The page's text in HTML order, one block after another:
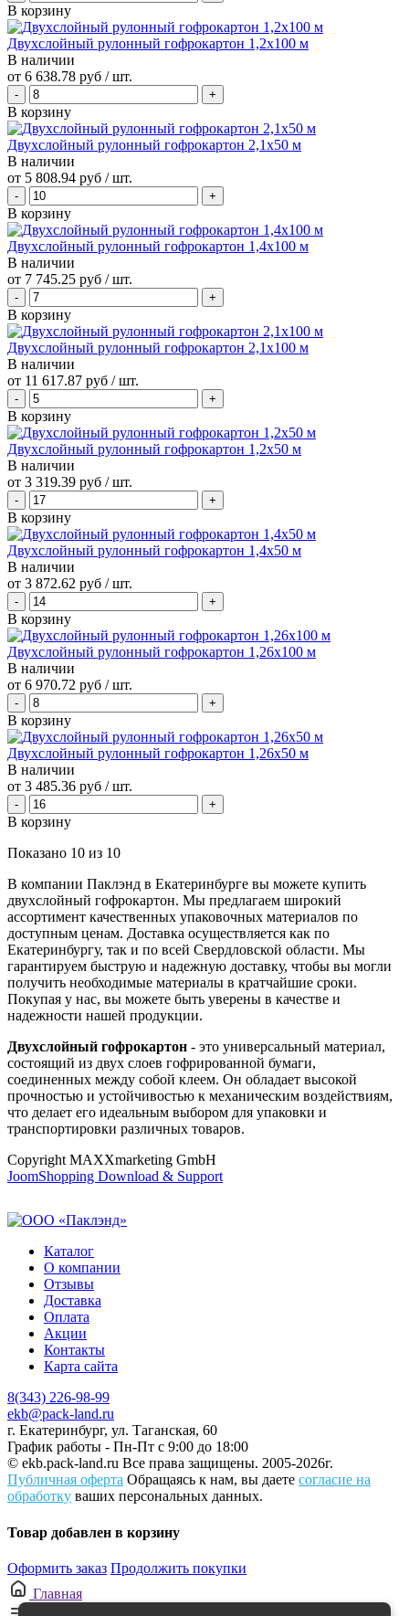
В корзину
Двухслойный рулонный гофрокартон 1,2х100 м
В наличии
от 6 638.78 руб / шт.
В корзину
Двухслойный рулонный гофрокартон 2,1х50 м
В наличии
от 5 808.94 руб / шт.
В корзину
Двухслойный рулонный гофрокартон 1,4х100 м
В наличии
от 7 745.25 руб / шт.
В корзину
Двухслойный рулонный гофрокартон 2,1х100 м
В наличии
от 11 617.87 руб / шт.
В корзину
Двухслойный рулонный гофрокартон 1,2х50 м
В наличии
от 3 319.39 руб / шт.
В корзину
Двухслойный рулонный гофрокартон 1,4х50 м
В наличии
от 3 872.62 руб / шт.
В корзину
Двухслойный рулонный гофрокартон 1,26х100 м
В наличии
от 6 970.72 руб / шт.
В корзину
Двухслойный рулонный гофрокартон 1,26х50 м
В наличии
от 3 485.36 руб / шт.
В корзину
Показано 10 из 10
В компании Паклэнд в Екатеринбурге вы можете купить
двухслойный гофрокартон. Мы предлагаем широкий
ассортимент качественных упаковочных материалов по
доступным ценам. Доставка осуществляется как по
Екатеринбургу, так и по всей Свердловской области. Мы
гарантируем быструю и надежную доставку, чтобы вы могли
получить необходимые материалы в кратчайшие сроки.
Покупая у нас, вы можете быть уверены в качестве и
надежности нашей продукции.
Двухслойный гофрокартон - это универсальный материал,
состоящий из двух слоев гофрированной бумаги,
соединенных между собой клеем. Он обладает высокой
прочностью и устойчивостью к механическим воздействиям,
что делает его идеальным выбором для упаковки и
транспортировки различных товаров.
Copyright MAXXmarketing GmbH
JoomShopping Download & Support
Каталог
О компании
Отзывы
Доставка
Оплата
Акции
Контакты
Карта сайта
8(343) 226-98-99
ekb@pack-land.ru
г. Екатеринбург, ул. Таганская, 60
График работы - Пн-Пт с 9:00 до 18:00
© ekb.pack-land.ru Все права защищены. 2005-2026г.
Публичная оферта Обращаясь к нам, вы даете согласие на
обработку ваших персональных данных.
Товар добавлен в корзину
Оформить заказ Продолжить покупки
Главная